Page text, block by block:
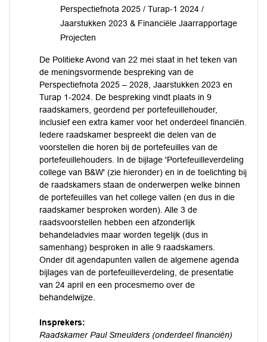
Perspectiefnota 2025 / Turap-1 2024 /
Jaarstukken 2023 & Financiële Jaarrapportage
Projecten
De Politieke Avond van 22 mei staat in het teken van
de meningsvormende bespreking van de
Perspectiefnota 2025 – 2028, Jaarstukken 2023 en
Turap 1-2024. De bespreking vindt plaats in 9
raadskamers, geordend per portefeuillehouder,
inclusief een extra kamer voor het onderdeel financiën.
Iedere raadskamer bespreekt die delen van de
voorstellen die horen bij de portefeuilles van de
portefeuillehouders. In de bijlage 'Portefeuilleverdeling
college van B&W' (zie hieronder) en in de toelichting bij
de raadskamers staan de onderwerpen welke binnen
de portefeuilles van het college vallen (en dus in die
raadskamer besproken worden). Alle 3 de
raadsvoorstellen hebben een afzonderlijk
behandeladvies maar worden tegelijk (dus in
samenhang) besproken in alle 9 raadskamers.
Onder dit agendapunten vallen de algemene agenda
bijlages van de portefeuilleverdeling, de presentatie
van 24 april en een procesmemo over de
behandelwijze.
Insprekers:
Raadskamer Paul Smeulders (onderdeel financiën)